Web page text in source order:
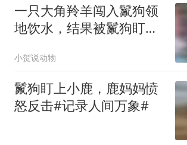
一只大角羚羊闯入鬣狗领
地饮水，结果被鬣狗盯上
小贺说动物
鬣狗盯上小鹿，鹿妈妈愤
怒反击#记录人间万象#